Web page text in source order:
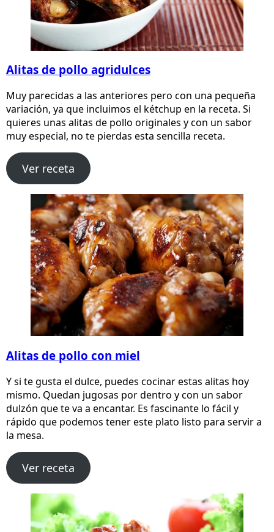
Alitas de pollo agridulces
Muy parecidas a las anteriores pero con una pequeña
variación, ya que incluimos el kétchup en la receta. Si
quieres unas alitas de pollo originales y con un sabor
muy especial, no te pierdas esta sencilla receta.
Ver receta
Alitas de pollo con miel
Y si te gusta el dulce, puedes cocinar estas alitas hoy
mismo. Quedan jugosas por dentro y con un sabor
dulzón que te va a encantar. Es fascinante lo fácil y
rápido que podemos tener este plato listo para servir a
la mesa.
Ver receta